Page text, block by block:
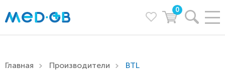
0
Главная Производители BTL